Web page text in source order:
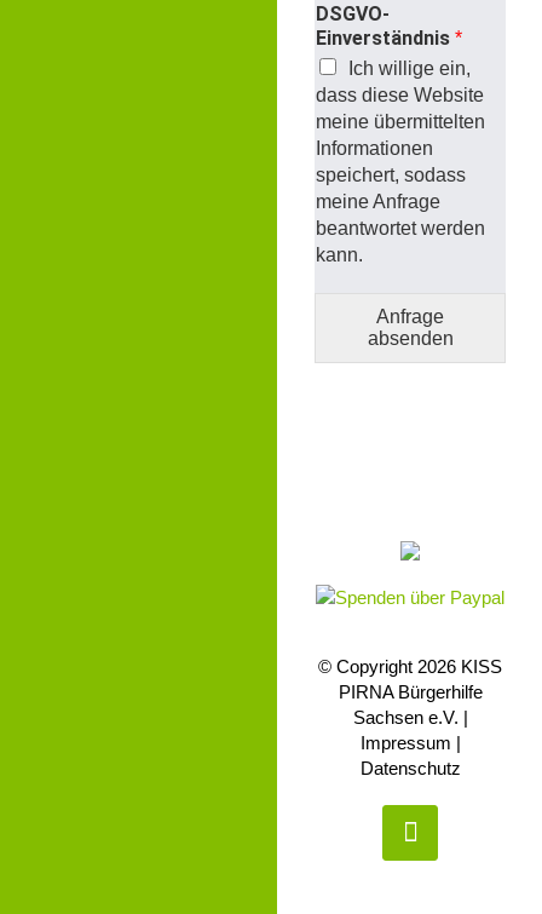
DSGVO-
Einverständnis *
Ich willige ein,
dass diese Website
meine übermittelten
Informationen
speichert, sodass
meine Anfrage
beantwortet werden
kann.
Anfrage
absenden
© Copyright 2026 KISS
PIRNA Bürgerhilfe
Sachsen e.V. |
Impressum |
Datenschutz
Facebook